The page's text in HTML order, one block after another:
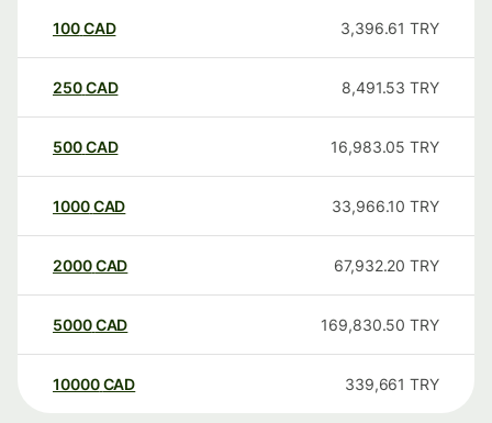
100CAD 3,396.61 TRY
250CAD 8,491.53 TRY
500CAD 16,983.05 TRY
1000CAD 33,966.10 TRY
2000CAD 67,932.20 TRY
5000CAD 169,830.50 TRY
10000 CAD 339,661 TRY